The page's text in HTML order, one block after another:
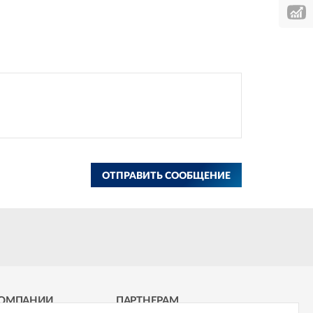
ОТПРАВИТЬ СООБЩЕНИЕ
ПАРТНЕРАМ